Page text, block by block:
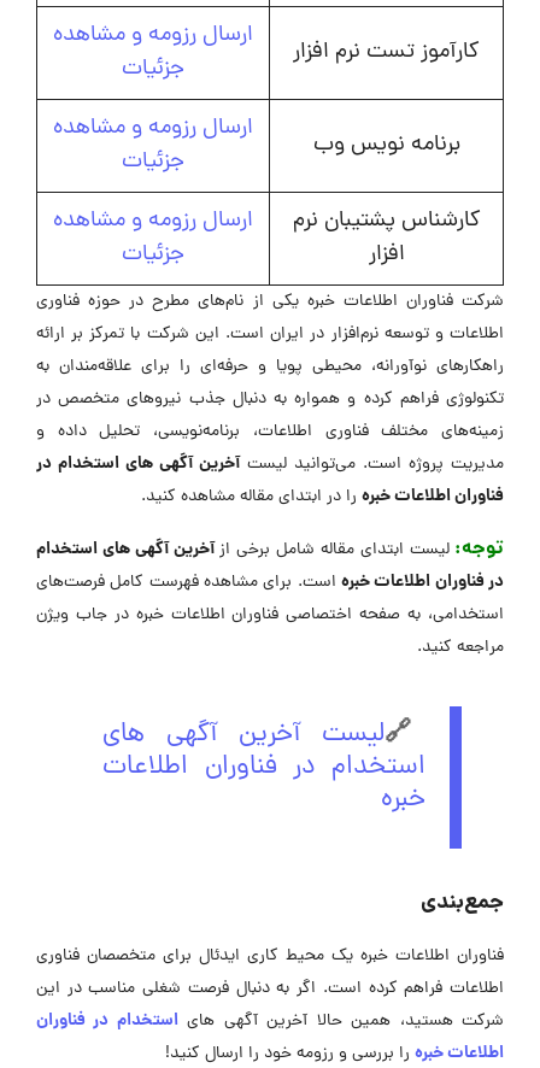
کارآموز تست نرم افزار
ارسال رزومه و مشاهده
جزئیات
برنامه نویس وب
ارسال رزومه و مشاهده
جزئیات
کارشناس پشتیبان نرم
افزار
ارسال رزومه و مشاهده
جزئیات
شرکت فناوران اطلاعات خبره یکی از نام‌های مطرح در حوزه فناوری
اطلاعات و توسعه نرم‌افزار در ایران است. این شرکت با تمرکز بر ارائه
راهکارهای نوآورانه، محیطی پویا و حرفه‌ای را برای علاقه‌مندان به
تکنولوژی فراهم کرده و همواره به دنبال جذب نیروهای متخصص در
زمینه‌های مختلف فناوری اطلاعات، برنامه‌نویسی، تحلیل داده و
مدیریت پروژه است. می‌توانید لیستآخرین آگهی های استخدام در
فناوران اطلاعات خبره را در ابتدای مقاله مشاهده کنید.
توجه: لیست ابتدای مقاله شامل برخی ازآخرین آگهی های استخدام
در فناوران اطلاعات خبره است. برای مشاهده فهرست کامل فرصت‌های
استخدامی، به صفحه اختصاصی فناوران اطلاعات خبره در جاب ویژن
مراجعه کنید.
🔗لیست آخرین آگهی های
استخدام در فناوران اطلاعات
خبره
جمع‌بندی
فناوران اطلاعات خبره یک محیط کاری ایدئال برای متخصصان فناوری
اطلاعات فراهم کرده است. اگر به دنبال فرصت شغلی مناسب در این
شرکت هستید، همین حالا آخرین آگهی هایاستخدام در فناوران
اطلاعات خبره را بررسی و رزومه خود را ارسال کنید!